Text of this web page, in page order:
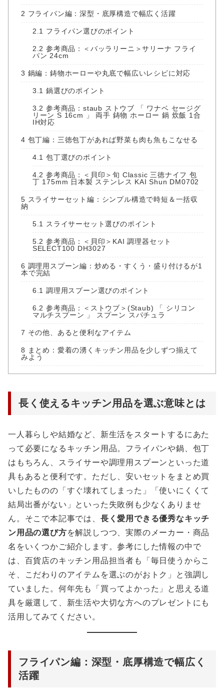
2 フライパン編：深型・底厚構造で幅広く活躍
2.1 フライパン選びのポイント
2.2 参考商品：＜バッラリーニ＞サリーナ フライ
パン 24cm
3 鍋編：鋳物ホーローや丸底で幅広いレシピに対応
3.1 鍋選びのポイント
3.2 参考商品：staub ストウブ 「 ワナベ セージグ
リーン S 16cm 」 両手 鋳物 ホーロー 鍋 炊飯 1合
IH対応
4 包丁編：三徳包丁があれば野菜も肉も魚もこなせる
4.1 包丁選びのポイント
4.2 参考商品：＜貝印＞旬 Classic 三徳ナイフ 包
丁 175mm 日本製 ステンレス KAI Shun DM0702
5 スライサーセット編：シンプル構造で時短＆一括収
納
5.1 スライサーセット選びのポイント
5.2 参考商品：＜貝印＞KAI 調理器セット
SELECT100 DH3027
6 調理用スプーン編：炒める・すくう・盛り付けるが1
本で完結
6.1 調理用スプーン選びのポイント
6.2 参考商品：＜ストウブ＞(Staub) 「 シリコン
マルチスプーン 」 スプーン スパチュラ
7 その他、あると便利なアイテム
8
まとめ：愛着の湧くキッチン用品を少しずつ揃えて
みよう
長く使えるキッチン用品を選ぶ意味とは
一人暮らしや結婚など、新生活をスタートするにあた
って必要になるキッチン用品。フライパンや鍋、包丁
はもちろん、スライサーや調理用スプーンといった道
具もあると便利です。ただし、安いセットをまとめ買
いしたものの「すぐ壊れてしまった」「使いにくくて
結局出番がない」といった失敗例も少なくありませ
ん。そこで本記事では、 長く愛用できる優秀なキッチ
ン用品の選び方を解説しつつ、実際のメーカー・商品
名をいくつかご紹介します。参考にした情報の中で
は、百貨店のキッチン用品担当者も「毎日使うからこ
そ、こだわりのアイテムを選ぶのがおトク」と強調し
ていました。何年先も「買ってよかった」と思える道
具を厳選して、新生活や大切な方へのプレゼントにも
活用してみてください。
フライパン編：深型・底厚構造で幅広く
活躍